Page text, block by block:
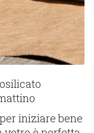
iniziare bene